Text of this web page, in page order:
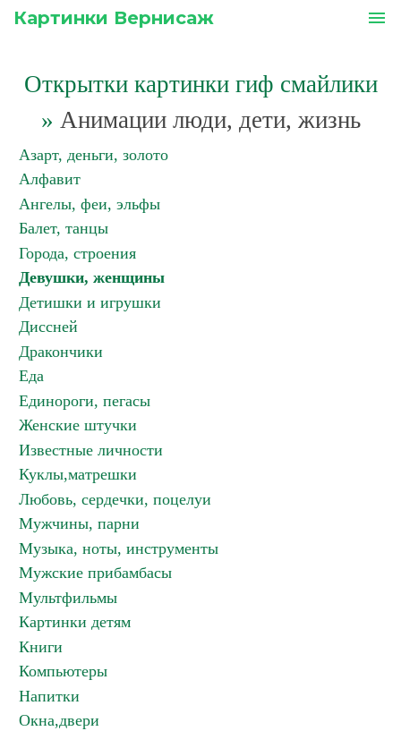
Картинки Вернисаж menu
Открытки картинки гиф смайлики
» Анимации люди, дети, жизнь
Азарт, деньги, золото
Алфавит
Ангелы, феи, эльфы
Балет, танцы
Города, строения
Девушки, женщины
Детишки и игрушки
Диссней
Дракончики
Еда
Единороги, пегасы
Женские штучки
Известные личности
Куклы,матрешки
Любовь, сердечки, поцелуи
Мужчины, парни
Музыка, ноты, инструменты
Мужские прибамбасы
Мультфильмы
Картинки детям
Книги
Компьютеры
Напитки
Окна,двери